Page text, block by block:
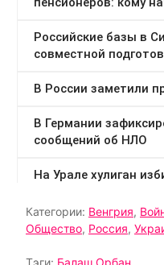
Категории: Венгрия,
Общество, Россия,
Тэги: Балаш Орбан